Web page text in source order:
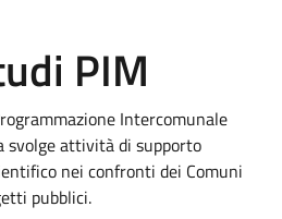
PIM
Intercomunale
svolge attività di supporto
nei confronti dei Comuni
pubblici.